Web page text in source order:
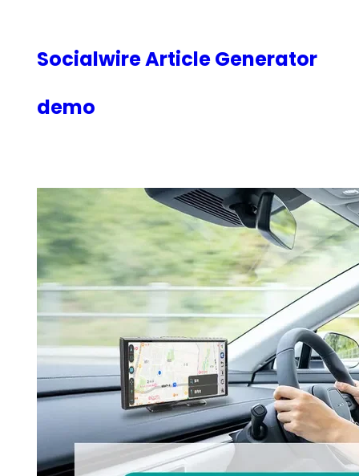
Socialwire Article Generator
demo